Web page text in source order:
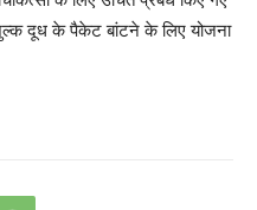
दूध के पैकेट बांटने के लिए योजना